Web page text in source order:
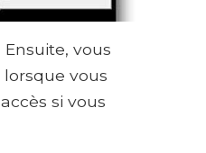
vous
lorsque vous
si vous